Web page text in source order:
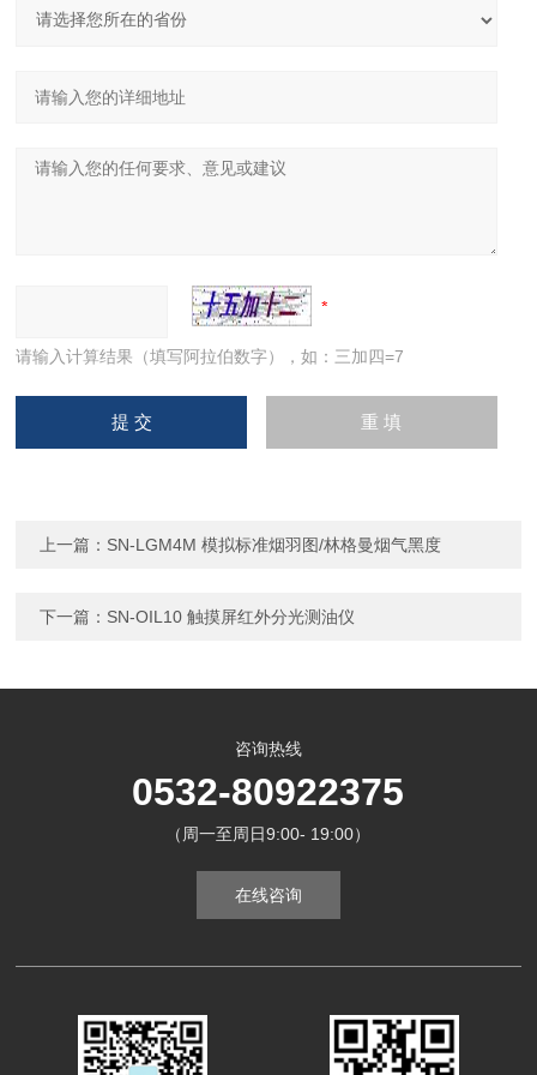
请输入计算结果（填写阿拉伯数字），如：三加四=7
上一篇： SN-LGM4M 模拟标准烟羽图/林格曼烟气黑度
下一篇： SN-OIL10 触摸屏红外分光测油仪
咨询热线
0532-80922375
（周一至周日9:00- 19:00）
在线咨询